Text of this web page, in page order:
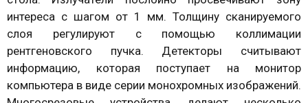
интереса с шагом от 1 мм. Толщину сканируемого
слоя регулируют с помощью коллимации
рентгеновского пучка. Детекторы считывают
информацию, которая поступает на монитор
компьютера в виде серии монохромных изображений.